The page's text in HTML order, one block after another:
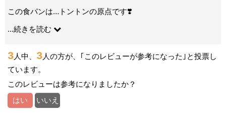
この食パンは…トントンの原点です❣️
ご家族皆さんで召し上がっていただけて、感激です😆
...続きを読む
3人中、 3人の方が、｢このレビューが参考になった｣と投票し
ています。
このレビューは参考になりましたか？
はい
いいえ